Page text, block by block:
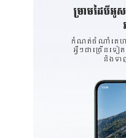
ម្រាមដៃបី
កំណត់ចំណាំគេហទំ
អ្វីៗជាច្រើនទ
និងទ